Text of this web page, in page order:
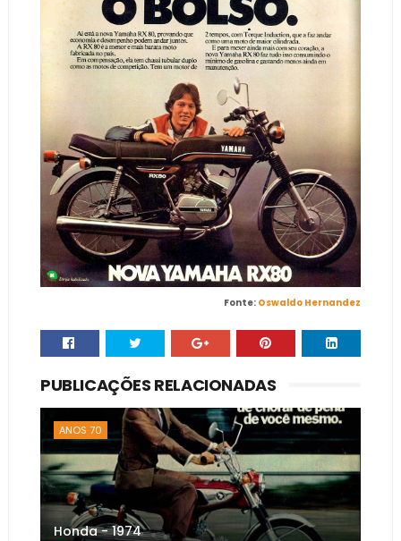
Fonte: Oswaldo Hernandez
PUBLICAÇÕES RELACIONADAS
ANOS 70
Honda - 1974